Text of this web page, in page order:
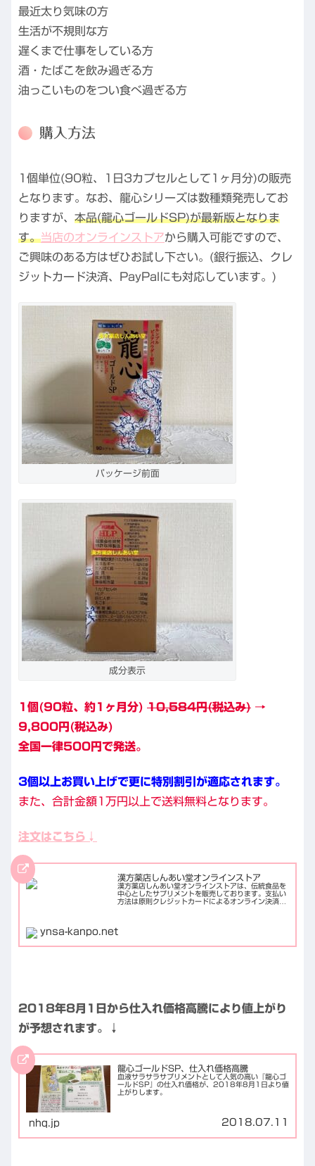
最近太り気味の方
生活が不規則な方
遅くまで仕事をしている方
酒・たばこを飲み過ぎる方
油っこいものをつい食べ過ぎる方
購入方法
1個単位(90粒、1日3カプセルとして1ヶ月分)の販売
となります。なお、龍心シリーズは数種類発売してお
りますが、 本品(龍心ゴールドSP)が最新版となりま
す。当店のオンラインストアから購入可能ですので、
ご興味のある方はぜひお試し下さい。(銀行振込、クレ
ジットカード決済、PayPalにも対応しています。)
パッケージ前面
成分表示
1個(90粒、約1ヶ月分) 10,584円(税込み) →
9,800円(税込み)
全国一律500円で発送。
3個以上お買い上げで更に特別割引が適応されます。
また、合計金額1万円以上で送料無料となります。
注文はこちら↓
漢方薬店しんあい堂オンラインストア
漢方薬店しんあい堂オンラインストアは、伝統食品を
中心としたサプリメントを販売しております。支払い
方法は原則クレジットカードによるオンライン決済の
ynsa-kanpo.net
2018年8月1日から仕入れ価格高騰により値上がり
が予想されます。↓
龍心ゴールドSP、仕入れ価格高騰
血液サラサラサプリメントとして人気の高い『龍心ゴ
ールドSP』の仕入れ価格が、2018年8月1日より値
上がりします。
nhq.jp 2018.07.11